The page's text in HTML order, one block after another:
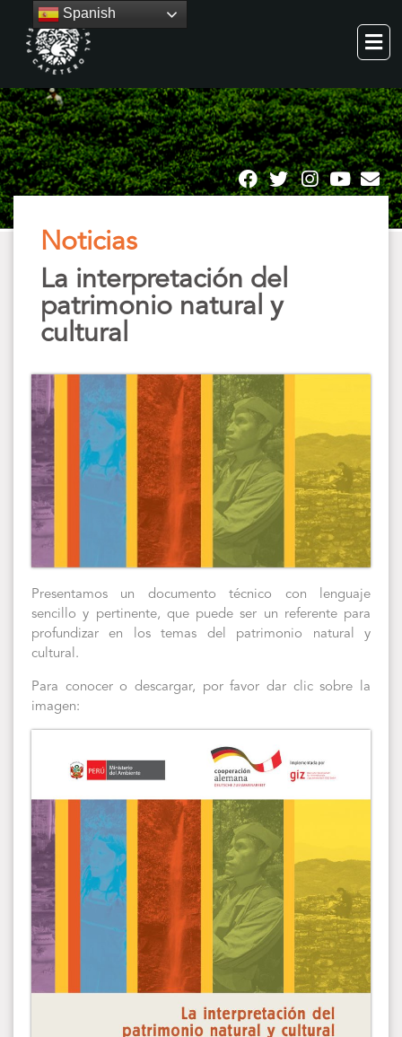
Noticias
La interpretación del
patrimonio natural y
cultural
Presentamos un documento técnico con lenguaje
sencillo y pertinente, que puede ser un referente para
profundizar en los temas del patrimonio natural y
cultural.
Para conocer o descargar, por favor dar clic sobre la
imagen:
Spanish